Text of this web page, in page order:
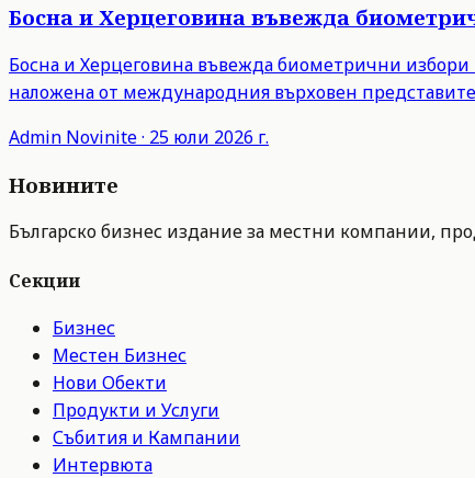
Босна и Херцеговина въвежда
Босна и Херцеговина въвежда биометрични
наложена от международния върховен
Admin Novinite· 25 юли 2026 г.
Новините
Българско бизнес издание за местни компании,
Секции
Бизнес
Местен Бизнес
Нови Обекти
Продукти и Услуги
Събития и Кампании
Интервюта